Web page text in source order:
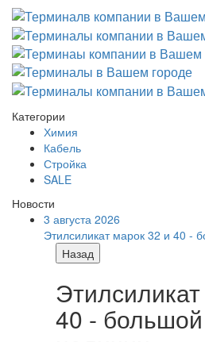
Категории
Химия
Кабель
Стройка
SALE
Новости
3 августа 2026
Этилсиликат марок 32 и 40 -
Назад
40 -